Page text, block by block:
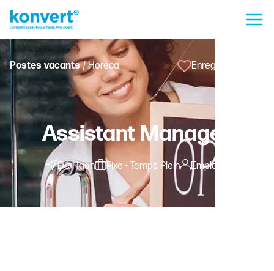
Postes vacants/ Horeca Enregistrer l'offre
Assistant Manager
De Haan Fixe - Temps Plein Employé